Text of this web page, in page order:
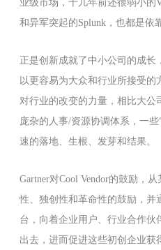
业级市场，十几年前还很弱小的
和异军突起的Splunk，也都是依
正是创新成就了中小公司的成
以更容易为大众和行业所接受
对行业的改变的力量，相比大公
庞杂的人事/资源协调体系，一
速的落地、生根、发芽和结果。
Gartner对Cool Vendor的鼓励，
性、独创性和革命性的鼓励，并
台，向着企业用户、行业合作伙
出去，进而促进这些初创企业获